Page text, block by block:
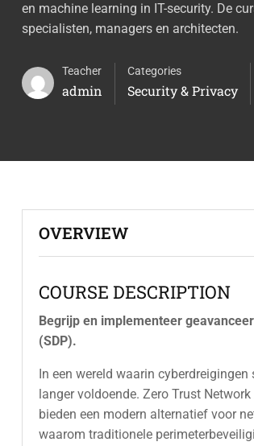
en machine learning in IT-security. De
specialisten, managers en architecten.
Teacher
admin
Categories
Security & Privacy
OVERVIEW
COURSE DESCRIPTION
Begrijp en implementeer
(SDP).
In een wereld waarin
langer voldoende. Zero Trust
bieden een modern alternatief voor
waarom traditionele